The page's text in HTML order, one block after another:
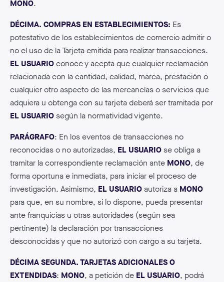
MONO.
DÉCIMA. COMPRAS EN ESTABLECIMIENTOS: Es
potestativo de los establecimientos de comercio admitir o
no el uso de la Tarjeta emitida para realizar transacciones.
EL USUARIOconoce y acepta que cualquier reclamación
relacionada con la cantidad, calidad, marca, prestación o
cualquier otro aspecto de las mercancías o servicios que
adquiera u obtenga con su tarjeta deberá ser tramitada por
EL USUARIOsegún la normatividad vigente.
PARÁGRAFO: En los eventos de transacciones no
reconocidas o no autorizadas, EL USUARIOse obliga a
tramitar la correspondiente reclamación ante MONO, de
forma oportuna e inmediata, para iniciar el proceso de
investigación. Asimismo, EL USUARIOautoriza a MONO
para que, en su nombre, si lo dispone, pueda presentar
ante franquicias u otras autoridades (según sea
pertinente) la declaración por transacciones
desconocidas y que no autorizó con cargo a su tarjeta.
DÉCIMA SEGUNDA. TARJETAS ADICIONALES O
EXTENDIDAS: MONO, a petición de EL USUARIO, podrá